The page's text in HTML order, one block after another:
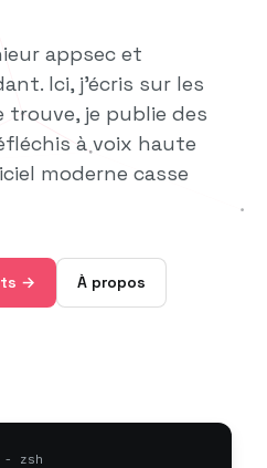
appsec et
Ici, j'écris sur les
trouve, je publie des
à voix haute
moderne casse
→ À propos
- zsh